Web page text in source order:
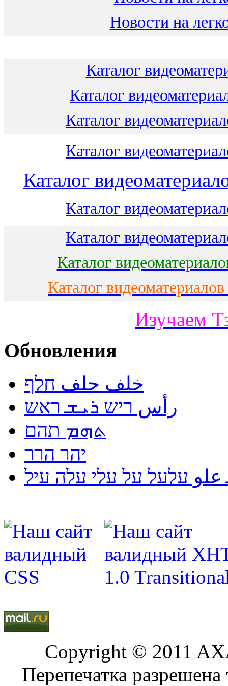
Новости на
Каталог
Каталог
Каталог
Каталог
Каталог
Каталог
Каталог
Каталог
Каталог
Изучаем
Обновления
خلف حلف חלף
رأس ריש ܪܝܫ ראש
ܬܗܡ תהם
יהר הרר
עלעל על עלי עלה עיל
Copyright © 2011
Перепечатка